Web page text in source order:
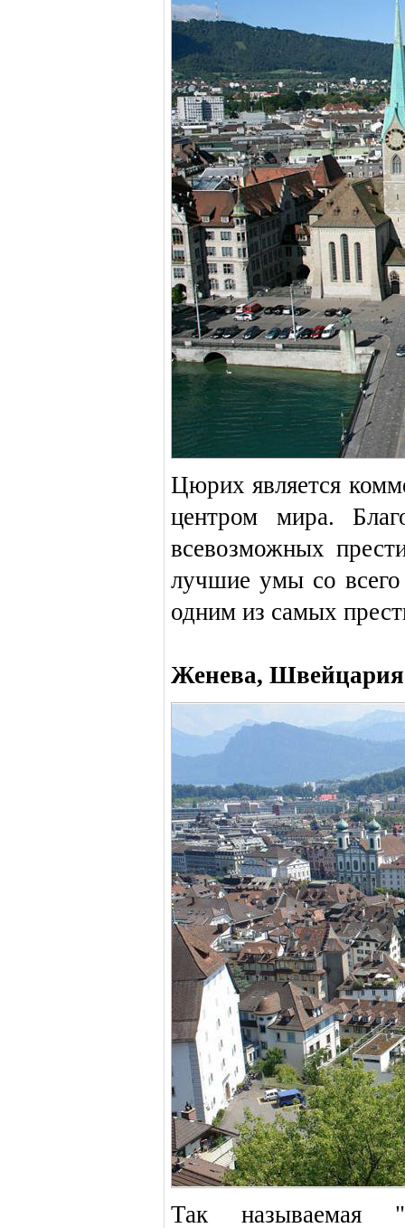
Цюрих является
центром мира.
всевозможных
лучшие умы со
одним из самых
Женева, Швейцария
Так называемая